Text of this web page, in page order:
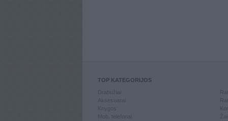
TOP KATEGORIJOS
Knygos
Mob. telefonai